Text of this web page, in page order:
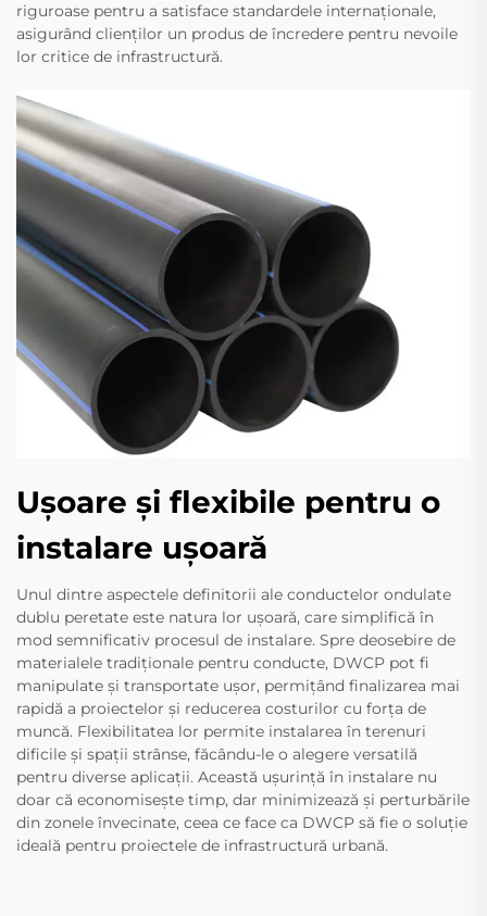
riguroase pentru a satisface standardele internaționale,
asigurând clienților un produs de încredere pentru nevoile
lor critice de infrastructură.
Ușoare și flexibile pentru o
instalare ușoară
Unul dintre aspectele definitorii ale conductelor ondulate
dublu peretate este natura lor ușoară, care simplifică în
mod semnificativ procesul de instalare. Spre deosebire de
materialele tradiționale pentru conducte, DWCP pot fi
manipulate și transportate ușor, permițând finalizarea mai
rapidă a proiectelor și reducerea costurilor cu forța de
muncă. Flexibilitatea lor permite instalarea în terenuri
dificile și spații strânse, făcându-le o alegere versatilă
pentru diverse aplicații. Această ușurință în instalare nu
doar că economisește timp, dar minimizează și perturbările
din zonele învecinate, ceea ce face ca DWCP să fie o soluție
ideală pentru proiectele de infrastructură urbană.